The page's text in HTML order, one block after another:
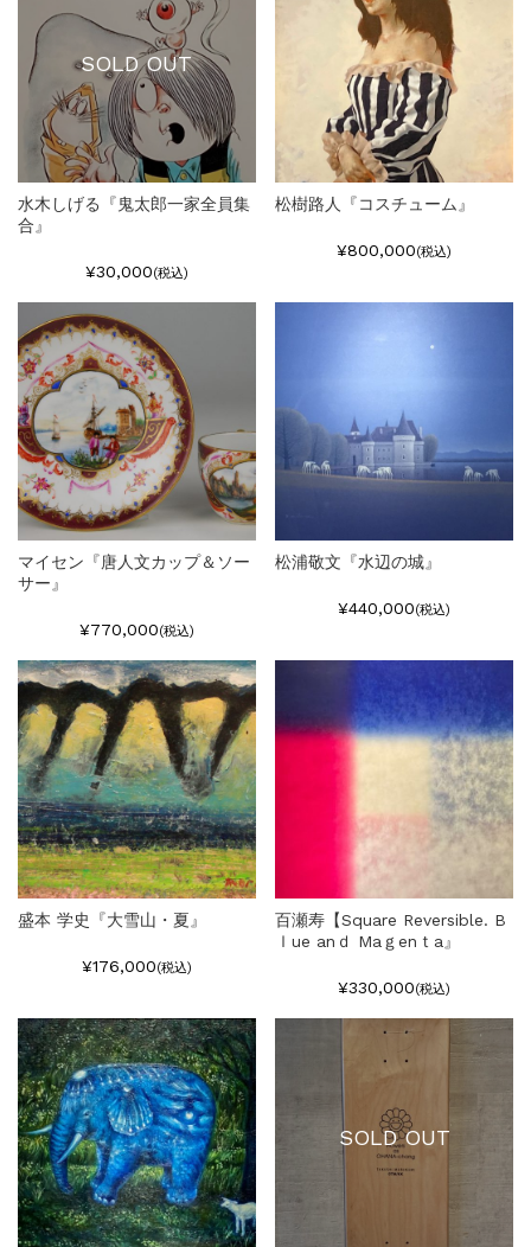
SOLD OUT
水木しげる『鬼太郎一家全員集
合』
¥30,000(税込)
松樹路人『コスチューム』
¥800,000(税込)
マイセン『唐人文カップ＆ソー
サー』
¥770,000(税込)
松浦敬文『水辺の城』
¥440,000(税込)
盛本 学史『大雪山・夏』
¥176,000(税込)
百瀬寿【Square Reversible. B
ｌue anｄ Maｇenｔa』
¥330,000(税込)
SOLD OUT